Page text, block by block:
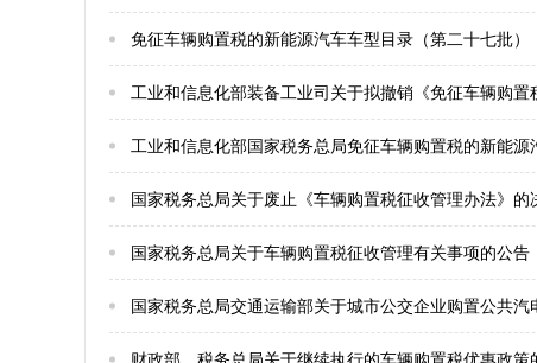
免征车辆购置税的新能源汽车车型目录（第二十七批）
工业和信息化部装备工业司关于拟撤销《免征车辆购
工业和信息化部国家税务总局免征车辆购置税的新能
国家税务总局关于废止《车辆购置税征收管理办法》的
国家税务总局关于车辆购置税征收管理有关事项的公告
国家税务总局交通运输部关于城市公交企业购置公共